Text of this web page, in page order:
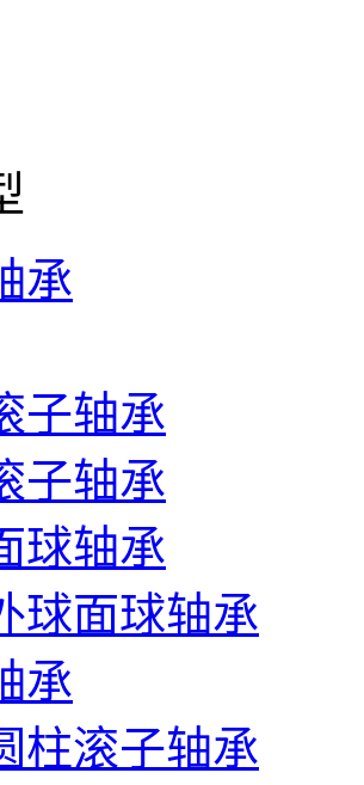
承
子轴承
子轴承
球轴承
球面球轴承
承
柱滚子轴承